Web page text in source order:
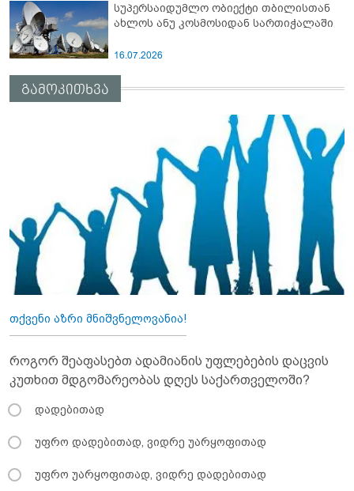
სუპერსაიდუმლო ობიექტი თბილისთან
ახლოს ანუ კოსმოსიდან სართიჭალაში
16.07.2026
გამოკითხვა
თქვენი აზრი მნიშვნელოვანია!
როგორ შეაფასებთ ადამიანის უფლებების დაცვის
კუთხით მდგომარეობას დღეს საქართველოში?
დადებითად
უფრო დადებითად, ვიდრე უარყოფითად
უფრო უარყოფითად, ვიდრე დადებითად